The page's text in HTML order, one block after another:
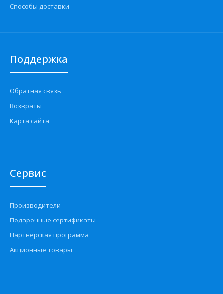
Способы доставки
Поддержка
Обратная связь
Возвраты
Карта сайта
Сервис
Производители
Подарочные сертификаты
Партнерская программа
Акционные товары